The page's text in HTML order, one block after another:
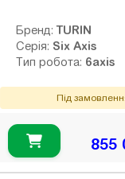
Бренд:TURIN
Серія: Six Axis
Тип робота: 6axis
Під
855